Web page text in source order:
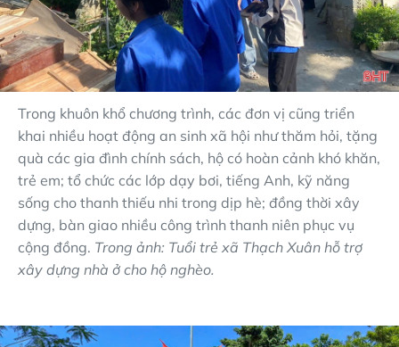
Trong khuôn khổ chương trình, các đơn vị cũng triển
khai nhiều hoạt động an sinh xã hội như thăm hỏi, tặng
quà các gia đình chính sách, hộ có hoàn cảnh khó khăn,
trẻ em; tổ chức các lớp dạy bơi, tiếng Anh, kỹ năng
sống cho thanh thiếu nhi trong dịp hè; đồng thời xây
dựng, bàn giao nhiều công trình thanh niên phục vụ
cộng đồng. Trong ảnh: Tuổi trẻ xã Thạch Xuân hỗ trợ
xây dựng nhà ở cho hộ nghèo.